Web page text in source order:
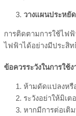
วางแผนประหยั
การติดตามการใช้ไฟฟ้
ไฟฟ้าได้อย่างมีประสิ
ข้อควรระวังในการใช้
ห้ามดัดแปลงหรื
ระวังอย่าให้มิเ
หากมีการต่อเติ